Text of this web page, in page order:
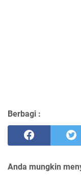
Berbagi :
Anda mungkin